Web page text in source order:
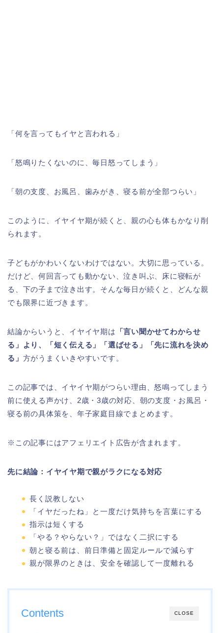
「何を言ってもイヤと言われる」
「怒鳴りたくないのに、毎日怒ってしまう」
「朝の支度、お風呂、歯みがき、寝る前が全部つらい」
このように、イヤイヤ期が続くと、親の心も体もかなり削
られます。
子どもがかわいくないわけではない。大切に思っている。
だけど、何回言っても動かない、泣き叫ぶ、床に寝転が
る、下の子まで泣き出す。そんな毎日が続くと、どんな親
でも限界に近づきます。
結論からいうと、イヤイヤ期は 「言い聞かせてわからせ
る」より、「短く伝える」「選ばせる」「先に流れを決め
る」 方がうまくいきやすいです。
この記事では、イヤイヤ期がつらい理由、怒鳴ってしまう
前に使える声かけ、2歳・3歳の対応、朝の支度・お風呂・
寝る前の具体策を、年子家庭目線でまとめます。
※この記事にはアフェリエイト広告が含まれます。
先に結論：イヤイヤ期で親がラクになる対応
長く説教しない
「イヤだったね」と一度だけ気持ちを言葉にする
指示は短くする
「やる？やらない？」ではなく二択にする
朝と寝る前は、前日準備と固定ルールで減らす
親が限界のときは、安全を確認して一度離れる
CLOSE
Contents